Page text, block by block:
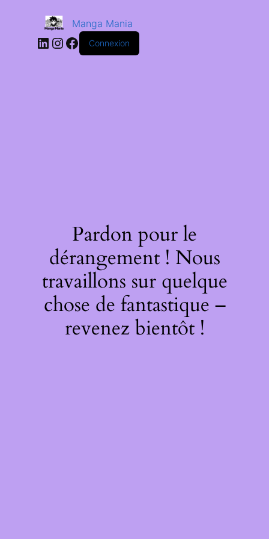
Manga Mania
Connexion
Pardon pour le
dérangement ! Nous
travaillons sur quelque
chose de fantastique –
revenez bientôt !